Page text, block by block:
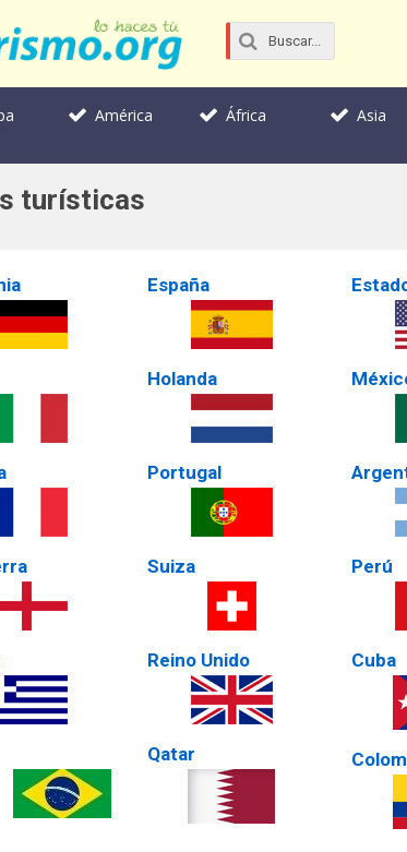
América África Asia
turísticas
España
Holanda
Portugal
Suiza
Reino Unido
Qatar
Perú
Cuba